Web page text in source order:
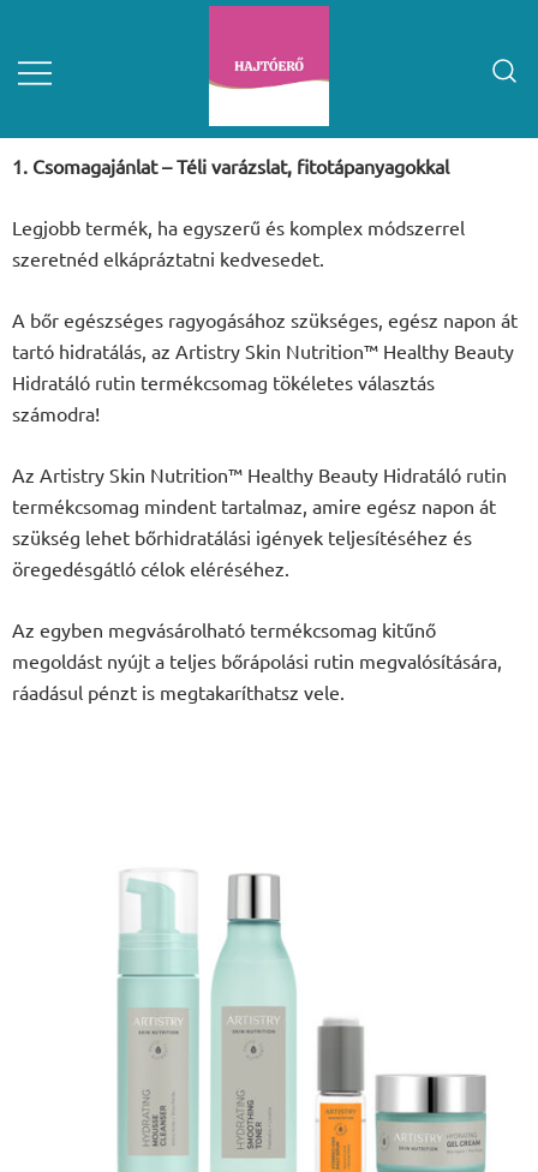
1. Csomagajánlat – Téli varázslat, fitotápanyagokkal
Legjobb termék, ha egyszerű és komplex módszerrel
szeretnéd elkápráztatni kedvesedet.
A bőr egészséges ragyogásához szükséges, egész napon át
tartó hidratálás, az Artistry Skin Nutrition™ Healthy Beauty
Hidratáló rutin termékcsomag tökéletes választás
számodra!
Az Artistry Skin Nutrition™ Healthy Beauty Hidratáló rutin
termékcsomag mindent tartalmaz, amire egész napon át
szükség lehet bőrhidratálási igények teljesítéséhez és
öregedésgátló célok eléréséhez.
Az egyben megvásárolható termékcsomag kitűnő
megoldást nyújt a teljes bőrápolási rutin megvalósítására,
ráadásul pénzt is megtakaríthatsz vele.